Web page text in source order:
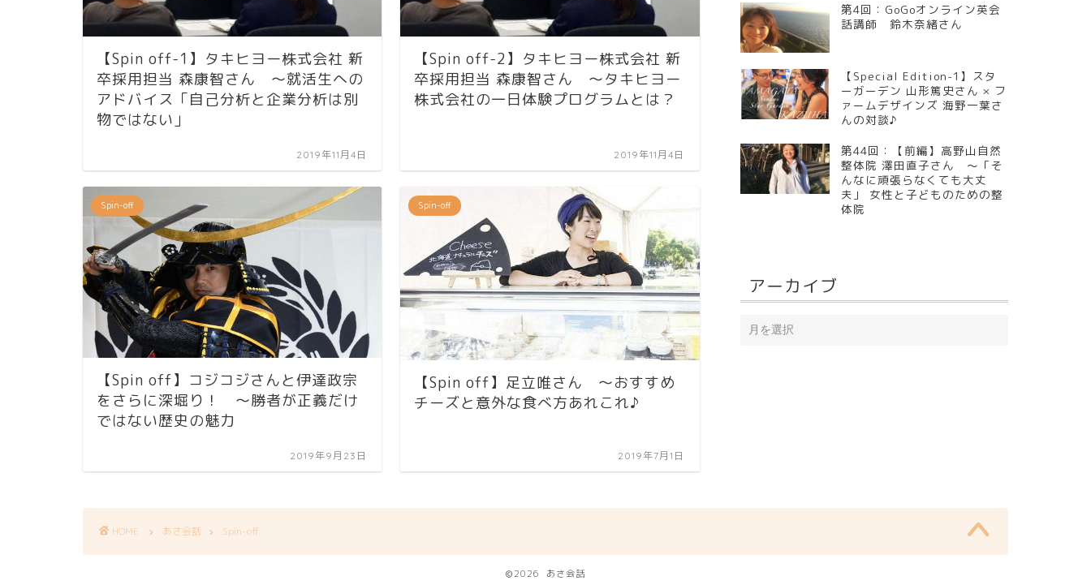
【Spin off-1】タキヒヨー株式会社 新
卒採用担当 森康智さん ～就活生への
アドバイス「自己分析と企業分析は別
物ではない」
2019年11月4日
【Spin off-2】タキヒヨー株式会社 新
卒採用担当 森康智さん ～タキヒヨー
株式会社の一日体験プログラムとは？
2019年11月4日
Spin-off
【Spin off】コジコジさんと伊達政宗
をさらに深堀り！ ～勝者が正義だけ
ではない歴史の魅力
2019年9月23日
Spin-off
【Spin off】足立唯さん ～おすすめ
チーズと意外な食べ方あれこれ♪
2019年7月1日
第4回：GoGoオンライン英会
話講師 鈴木奈緒さん
【Special Edition-1】スタ
ーガーデン 山形篤史さん × フ
ァームデザインズ 海野一葉さ
んの対談♪
第44回：【前編】高野山自然
整体院 澤田直子さん ～「そ
んなに頑張らなくても大丈
夫」 女性と子どものための整
体院
アーカイブ
HOME あさ会話 Spin-off
2026 あさ会話